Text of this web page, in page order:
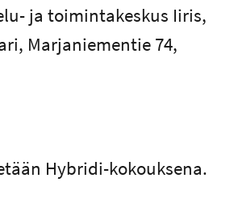
ja toimintakeskus Iiris,
Marjaniementie 74,
Hybridi-kokouksena.